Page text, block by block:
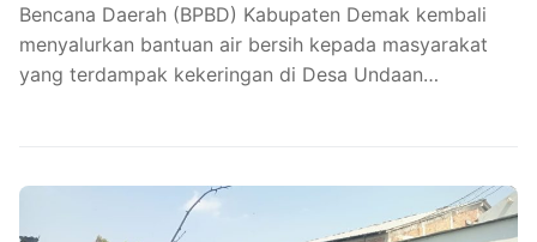
Bencana Daerah (BPBD) Kabupaten Demak kembali
menyalurkan bantuan air bersih kepada masyarakat
yang terdampak kekeringan di Desa Undaan…